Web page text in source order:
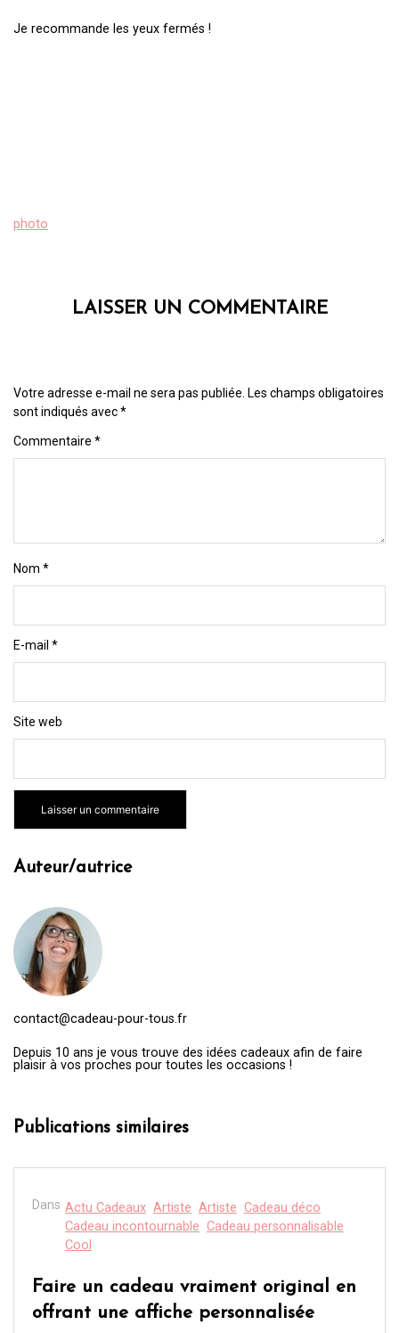
Je recommande les yeux fermés !
photo
LAISSER UN COMMENTAIRE
Votre adresse e-mail ne sera pas publiée. Les champs obligatoires
sont indiqués avec*
Commentaire *
Nom *
E-mail *
Site web
Auteur/autrice
contact@cadeau-pour-tous.fr
Depuis 10 ans je vous trouve des idées cadeaux afin de faire
plaisir à vos proches pour toutes les occasions !
Publications similaires
Dans Actu Cadeaux Artiste Artiste Cadeau déco
Cadeau incontournable Cadeau personnalisable
Cool
Faire un cadeau vraiment original en
offrant une affiche personnalisée